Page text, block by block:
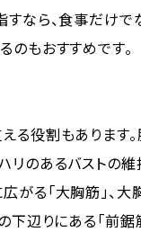
なら、食事だけで
のもおすすめです。
る役割もあります
リのあるバストの維
る「大胸筋」、大
下辺りにある「前鋸